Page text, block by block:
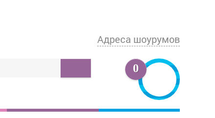
Адреса шоурумов
0